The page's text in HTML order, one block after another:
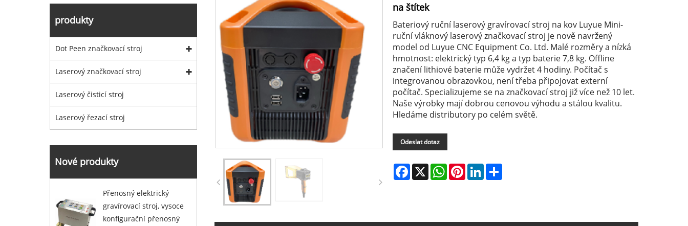
produkty
Dot Peen značkovací stroj
Laserový značkovací stroj
Laserový čisticí stroj
Laserový řezací stroj
Nové produkty
Přenosný elektrický
gravírovací stroj, vysoce
konfigurační přenosný
na štítek
Bateriový ruční laserový gravírovací stroj na kov Luyue Mini-
ruční vláknový laserový značkovací stroj je nově navržený
model od Luyue CNC Equipment Co. Ltd. Malé rozměry a nízká
hmotnost: elektrický typ 6,4 kg a typ baterie 7,8 kg. Offline
značení lithiové baterie může vydržet 4 hodiny. Počítač s
integrovanou obrazovkou, není třeba připojovat externí
počítač. Specializujeme se na značkovací stroj již více než 10 let.
Naše výrobky mají dobrou cenovou výhodu a stálou kvalitu.
Hledáme distributory po celém světě.
Odeslat dotaz
Facebook
X WhatsAppPinterestLinkedInShare